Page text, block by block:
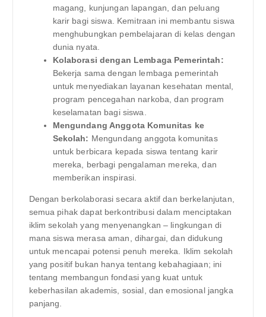
magang, kunjungan lapangan, dan peluang
karir bagi siswa. Kemitraan ini membantu siswa
menghubungkan pembelajaran di kelas dengan
dunia nyata.
Kolaborasi dengan Lembaga Pemerintah:
Bekerja sama dengan lembaga pemerintah
untuk menyediakan layanan kesehatan mental,
program pencegahan narkoba, dan program
keselamatan bagi siswa.
Mengundang Anggota Komunitas ke
Sekolah: Mengundang anggota komunitas
untuk berbicara kepada siswa tentang karir
mereka, berbagi pengalaman mereka, dan
memberikan inspirasi.
Dengan berkolaborasi secara aktif dan berkelanjutan,
semua pihak dapat berkontribusi dalam menciptakan
iklim sekolah yang menyenangkan – lingkungan di
mana siswa merasa aman, dihargai, dan didukung
untuk mencapai potensi penuh mereka. Iklim sekolah
yang positif bukan hanya tentang kebahagiaan; ini
tentang membangun fondasi yang kuat untuk
keberhasilan akademis, sosial, dan emosional jangka
panjang.